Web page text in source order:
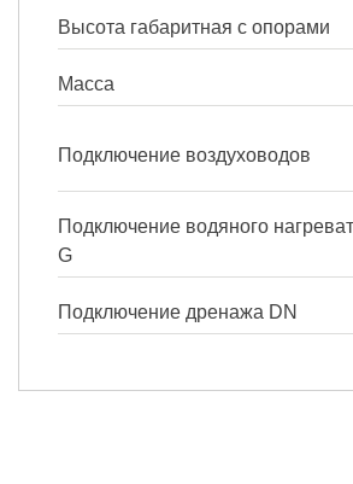
Высота габаритная с опорами
Масса
Подключение воздуховодов
Подключение водяного
G
Подключение дренажа DN